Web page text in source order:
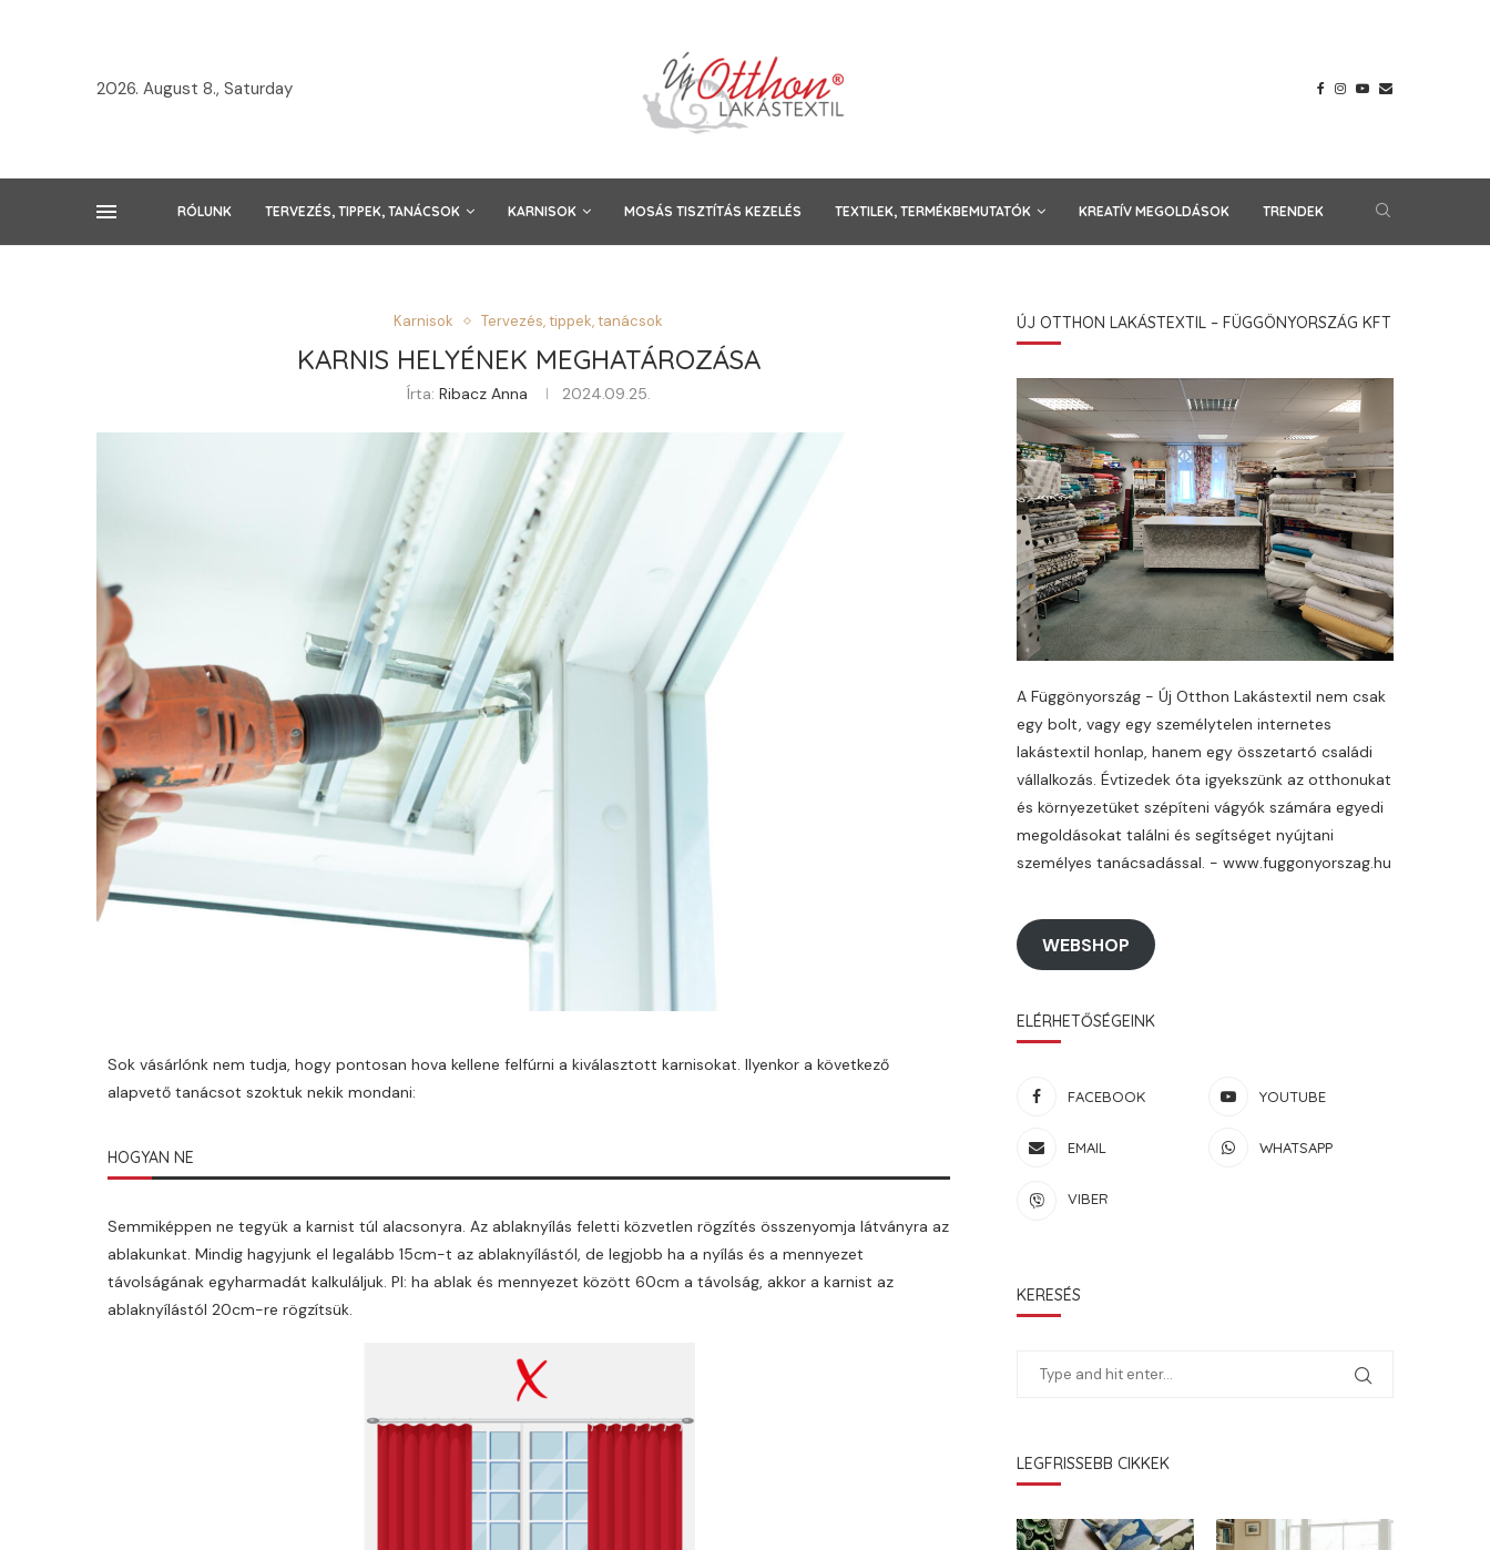
2026. August 8., Saturday
RÓLUNK TERVEZÉS, TIPPEK, TANÁCSOK KARNISOK MOSÁS TISZTÍTÁS KEZELÉS TEXTILEK, TERMÉKBEMUTATÓK KREATÍV MEGOLDÁSOK TRENDEK
Karnisok Tervezés, tippek, tanácsok
KARNIS HELYÉNEK MEGHATÁROZÁSA
Írta: Ribacz Anna 2024.09.25.
Sok vásárlónk nem tudja, hogy pontosan hova kellene felfúrni a kiválasztott karnisokat. Ilyenkor a következő
alapvető tanácsot szoktuk nekik mondani:
HOGYAN NE
Semmiképpen ne tegyük a karnist túl alacsonyra. Az ablaknyílás feletti közvetlen rögzítés összenyomja látványra az
ablakunkat. Mindig hagyjunk el legalább 15cm-t az ablaknyílástól, de legjobb ha a nyílás és a mennyezet
távolságának egyharmadát kalkuláljuk. Pl: ha ablak és mennyezet között 60cm a távolság, akkor a karnist az
ablaknyílástól 20cm-re rögzítsük.
ÚJ OTTHON LAKÁSTEXTIL – FÜGGÖNYORSZÁG KFT
A Függönyország - Új Otthon Lakástextil nem csak
egy bolt, vagy egy személytelen internetes
lakástextil honlap, hanem egy összetartó családi
vállalkozás. Évtizedek óta igyekszünk az otthonukat
és környezetüket szépíteni vágyók számára egyedi
megoldásokat találni és segítséget nyújtani
személyes tanácsadással. - www.fuggonyorszag.hu
WEBSHOP
ELÉRHETŐSÉGEINK
FACEBOOK YOUTUBE
EMAIL WHATSAPP
VIBER
KERESÉS
LEGFRISSEBB CIKKEK